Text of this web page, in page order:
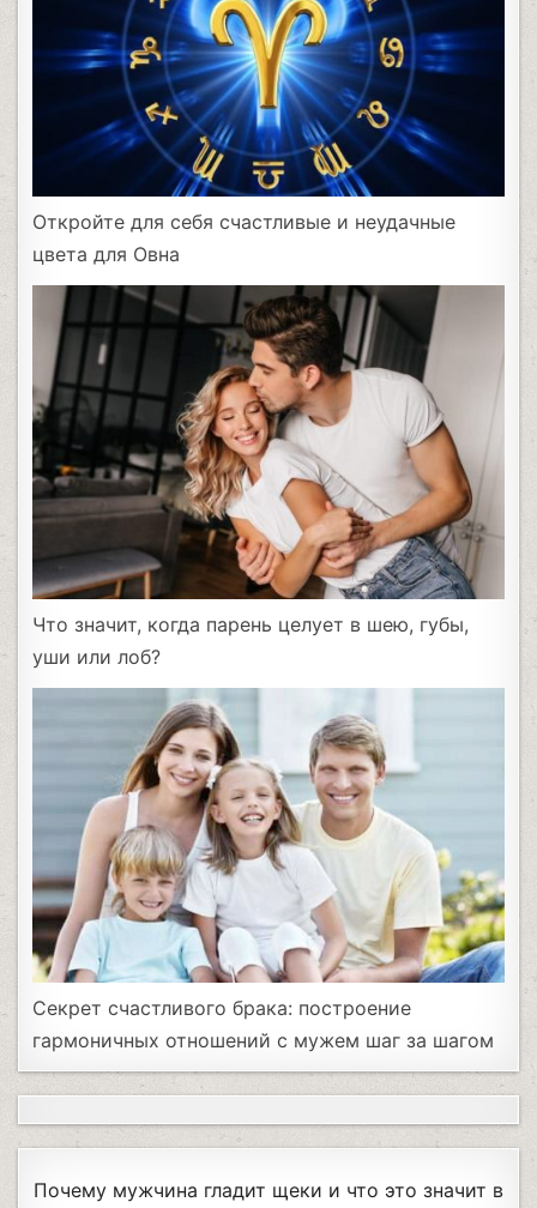
Откройте для себя счастливые и неудачные
цвета для Овна
Что значит, когда парень целует в шею, губы,
уши или лоб?
Секрет счастливого брака: построение
гармоничных отношений с мужем шаг за шагом
Почему мужчина гладит щеки и что это значит в